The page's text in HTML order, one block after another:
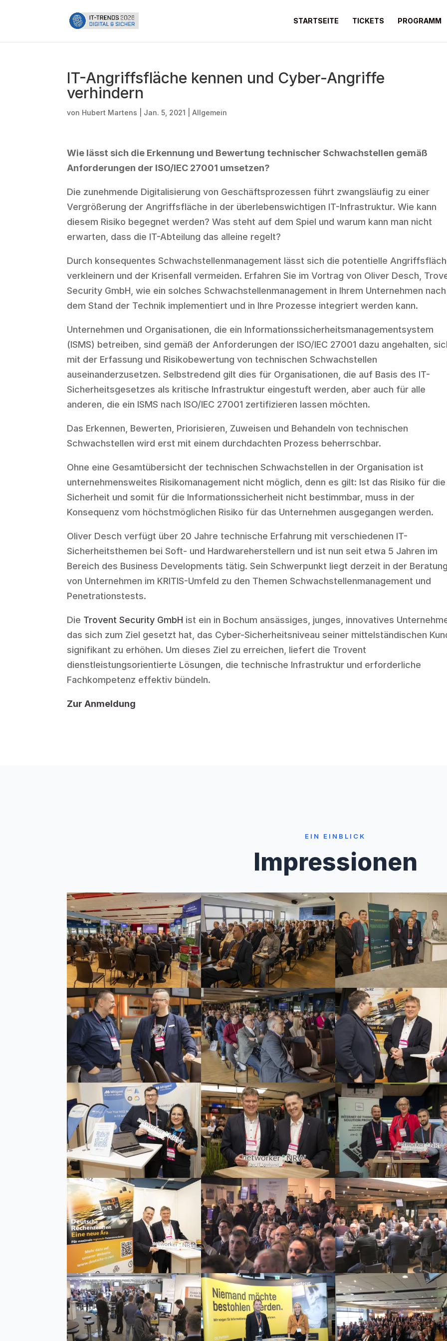
STARTSEITE TICKETS PROGRAMM
IT-Angriffsfläche kennen und Cyber-Angriffe
verhindern
von Hubert Martens Jan. 5, 2021 |Allgemein
Wie lässt sich die Erkennung und Bewertung technischer Schwachstellen gemäß
Anforderungen der ISO/IEC 27001 umsetzen?
Die zunehmende Digitalisierung von Geschäftsprozessen führt zwangsläufig zu einer
Vergrößerung der Angriffsfläche in der überlebenswichtigen IT-Infrastruktur. Wie kann
diesem Risiko begegnet werden? Was steht auf dem Spiel und warum kann man nicht
erwarten, dass die IT-Abteilung das alleine regelt?
Durch konsequentes Schwachstellenmanagement lässt sich die potentielle
verkleinern und der Krisenfall vermeiden. Erfahren Sie im Vortrag von Oliver Desch,
Security GmbH, wie ein solches Schwachstellenmanagement in Ihrem Unternehmen nach
dem Stand der Technik implementiert und in Ihre Prozesse integriert werden kann.
Unternehmen und Organisationen, die ein Informationssicherheitsmanagementsystem
(ISMS) betreiben, sind gemäß der Anforderungen der ISO/IEC 27001 dazu angehalten,
mit der Erfassung und Risikobewertung von technischen Schwachstellen
auseinanderzusetzen. Selbstredend gilt dies für Organisationen, die auf Basis des IT-
Sicherheitsgesetzes als kritische Infrastruktur eingestuft werden, aber auch für alle
anderen, die ein ISMS nach ISO/IEC 27001 zertifizieren lassen möchten.
Das Erkennen, Bewerten, Priorisieren, Zuweisen und Behandeln von technischen
Schwachstellen wird erst mit einem durchdachten Prozess beherrschbar.
Ohne eine Gesamtübersicht der technischen Schwachstellen in der Organisation ist
unternehmensweites Risikomanagement nicht möglich, denn es gilt: Ist das Risiko für die
Sicherheit und somit für die Informationssicherheit nicht bestimmbar, muss in der
Konsequenz vom höchstmöglichen Risiko für das Unternehmen ausgegangen werden.
Oliver Desch verfügt über 20 Jahre technische Erfahrung mit verschiedenen IT-
Sicherheitsthemen bei Soft- und Hardwareherstellern und ist nun seit etwa 5 Jahren im
Bereich des Business Developments tätig. Sein Schwerpunkt liegt derzeit in der Beratung
von Unternehmen im KRITIS-Umfeld zu den Themen Schwachstellenmanagement und
Penetrationstests.
Die Trovent Security GmbH ist ein in Bochum ansässiges, junges, innovatives
das sich zum Ziel gesetzt hat, das Cyber-Sicherheitsniveau seiner mittelständischen
signifikant zu erhöhen. Um dieses Ziel zu erreichen, liefert die Trovent
dienstleistungsorientierte Lösungen, die technische Infrastruktur und erforderliche
Fachkompetenz effektiv bündeln.
Zur Anmeldung
EIN EINBLICK
Impressionen